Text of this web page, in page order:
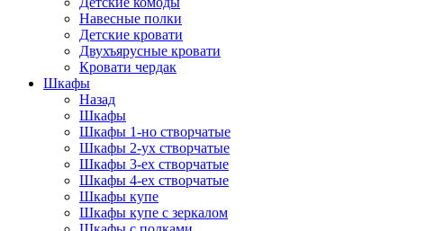
Навесные полки
Детские кровати
Двухъярусные кровати
Кровати чердак
Шкафы
Назад
Шкафы
Шкафы 1-но створчатые
Шкафы 2-ух створчатые
Шкафы 3-ех створчатые
Шкафы 4-ех створчатые
Шкафы купе
Шкафы купе с зеркалом